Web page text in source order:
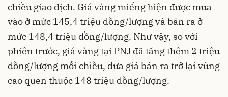
chiều giao dịch. Giá vàng miếng hiện được mua
vào ở mức 145,4 triệu đồng/lượng và bán ra ở
mức 148,4 triệu đồng/lượng. Như vậy, so với
phiên trước, giá vàng tại PNJ đã tăng thêm 2 triệu
đồng/lượng mỗi chiều, đưa giá bán ra trở lại vùng
cao quen thuộc 148 triệu đồng/lượng.